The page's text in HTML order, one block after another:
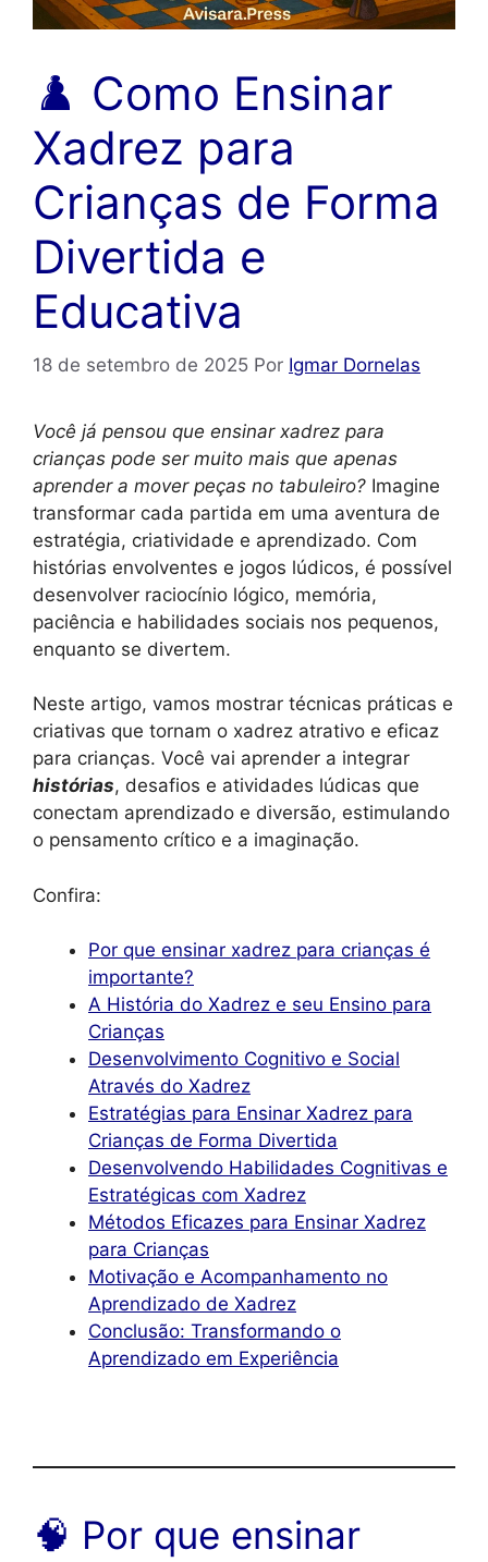
♟️ Como Ensinar
Xadrez para
Crianças de Forma
Divertida e
Educativa
18 de setembro de 2025 Por Igmar Dornelas
Você já pensou que ensinar xadrez para
crianças pode ser muito mais que apenas
aprender a mover peças no tabuleiro? Imagine
transformar cada partida em uma aventura de
estratégia, criatividade e aprendizado. Com
histórias envolventes e jogos lúdicos, é possível
desenvolver raciocínio lógico, memória,
paciência e habilidades sociais nos pequenos,
enquanto se divertem.
Neste artigo, vamos mostrar técnicas práticas e
criativas que tornam o xadrez atrativo e eficaz
para crianças. Você vai aprender a integrar
histórias, desafios e atividades lúdicas que
conectam aprendizado e diversão, estimulando
o pensamento crítico e a imaginação.
Confira:
Por que ensinar xadrez para crianças é
importante?
A História do Xadrez e seu Ensino para
Crianças
Desenvolvimento Cognitivo e Social
Através do Xadrez
Estratégias para Ensinar Xadrez para
Crianças de Forma Divertida
Desenvolvendo Habilidades Cognitivas e
Estratégicas com Xadrez
Métodos Eficazes para Ensinar Xadrez
para Crianças
Motivação e Acompanhamento no
Aprendizado de Xadrez
Conclusão: Transformando o
Aprendizado em Experiência
🧠 Por que ensinar